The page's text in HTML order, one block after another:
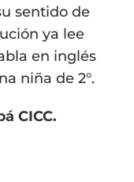
sentido de
ya lee
en inglés
niña de 2°.
CICC.